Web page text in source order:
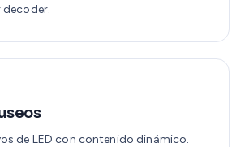
de LED con contenido dinámico.